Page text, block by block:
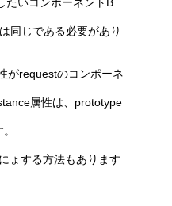
同じである必要があり
がrequestのコンポーネ
属性は、prototype
ょする方法もあります